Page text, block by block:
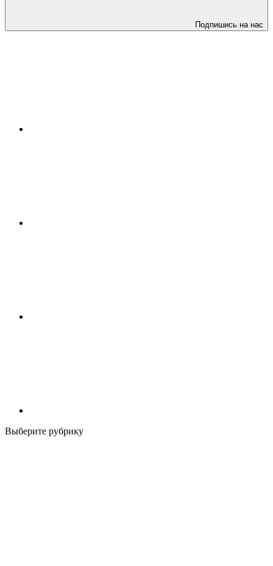
Подпишись на нас
Выберите рубрику